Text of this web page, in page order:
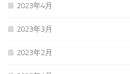
2023年4月
2023年3月
2023年2月